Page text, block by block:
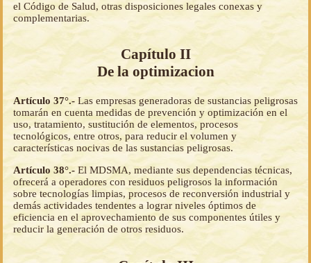
el Código de Salud, otras disposiciones legales conexas y
complementarias.
Capítulo II
De la optimizacion
Artículo 37°.- Las empresas generadoras de sustancias peligrosas
tomarán en cuenta medidas de prevención y optimización en el
uso, tratamiento, sustitución de elementos, procesos
tecnológicos, entre otros, para reducir el volumen y
características nocivas de las sustancias peligrosas.
Artículo 38°.- El MDSMA, mediante sus dependencias técnicas,
ofrecerá a operadores con residuos peligrosos la información
sobre tecnologías limpias, procesos de reconversión industrial y
demás actividades tendentes a lograr niveles óptimos de
eficiencia en el aprovechamiento de sus componentes útiles y
reducir la generación de otros residuos.